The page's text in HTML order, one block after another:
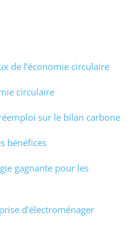
de l’économie circulaire
circulaire
sur le bilan carbone
bénéfices
gagnante pour les
d’électroménager